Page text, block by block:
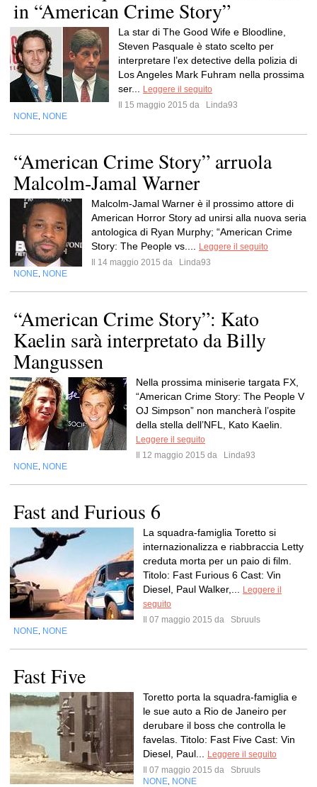
in “American Crime Story”
La star di The Good Wife e Bloodline,
Steven Pasquale è stato scelto per
interpretare l’ex detective della polizia di
Los Angeles Mark Fuhram nella prossima
ser...
Leggere il seguito
Il 15 maggio 2015 da
Linda93
NONE NONE
“American Crime Story” arruola
Malcolm-Jamal Warner
Malcolm-Jamal Warner è il prossimo attore di
American Horror Story ad unirsi alla nuova seria
antologica di Ryan Murphy; “American Crime
Story: The People vs....
Leggere il seguito
Il 14 maggio 2015 da
Linda93
NONE NONE
“American Crime Story”: Kato
Kaelin sarà interpretato da Billy
Mangussen
Nella prossima miniserie targata FX,
“American Crime Story: The People V
OJ Simpson” non mancherà l’ospite
della stella dell’NFL, Kato Kaelin.
Leggere il seguito
Il 12 maggio 2015 da
Linda93
NONE NONE
Fast and Furious 6
La squadra-famiglia Toretto si
internazionalizza e riabbraccia Letty
creduta morta per un paio di film.
Titolo: Fast Furious 6 Cast: Vin
Diesel, Paul Walker,...
Leggere il
seguito
Il 07 maggio 2015 da
Sbruuls
NONE NONE
Fast Five
Toretto porta la squadra-famiglia e
le sue auto a Rio de Janeiro per
derubare il boss che controlla le
favelas. Titolo: Fast Five Cast: Vin
Diesel, Paul...
Leggere il seguito
Il 07 maggio 2015 da
Sbruuls
NONE NONE